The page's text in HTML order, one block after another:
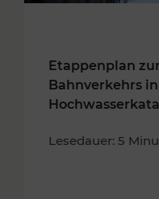
Etappenplan
Bahnverkehrs
Lesedauer: 5